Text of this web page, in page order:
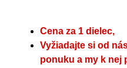
Cena za 1 dielec,
Vyžiadajte si od
ponuku a my k nej